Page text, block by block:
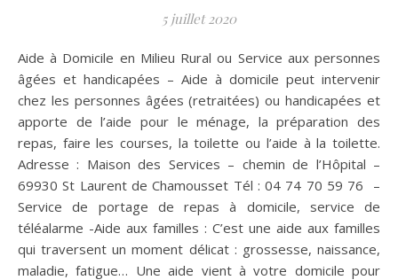
5 juillet 2020
Aide à Domicile en Milieu Rural ou Service aux personnes
âgées et handicapées – Aide à domicile peut intervenir
chez les personnes âgées (retraitées) ou handicapées et
apporte de l’aide pour le ménage, la préparation des
repas, faire les courses, la toilette ou l’aide à la toilette.
Adresse : Maison des Services – chemin de l’Hôpital –
69930 St Laurent de Chamousset Tél : 04 74 70 59 76 –
Service de portage de repas à domicile, service de
téléalarme -Aide aux familles : C’est une aide aux familles
qui traversent un moment délicat : grossesse, naissance,
maladie, fatigue… Une aide vient à votre domicile pour